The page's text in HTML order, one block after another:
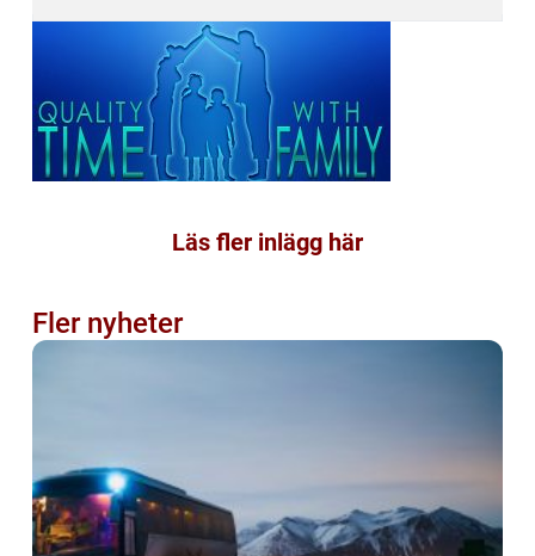
Läs fler inlägg här
Fler nyheter